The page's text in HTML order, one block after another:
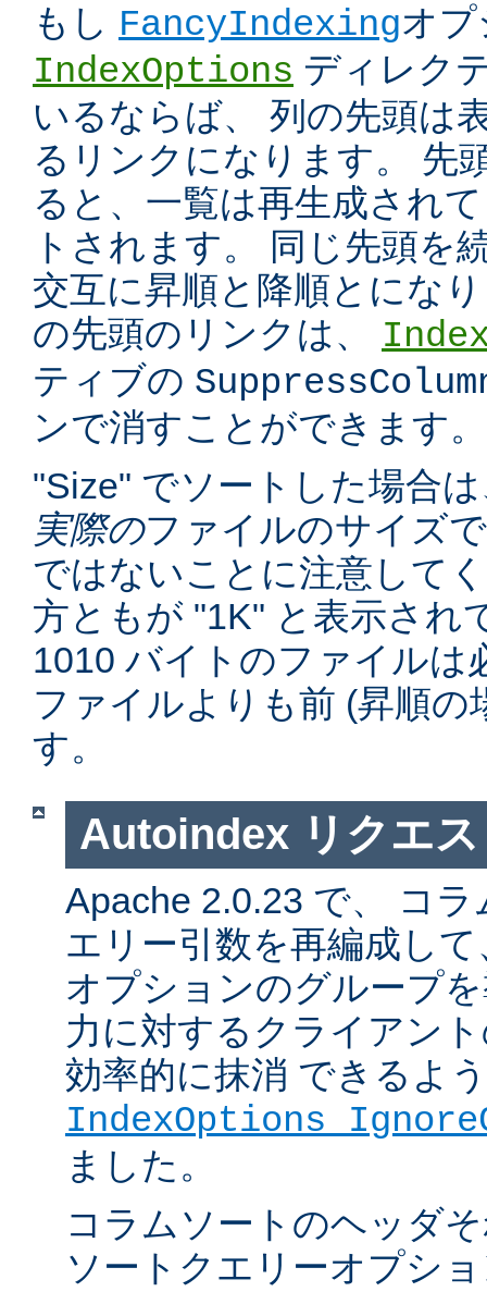
もし FancyIndexingオ
IndexOptions ディレク
いるならば、 列の先頭は
るリンクになります。 先
ると、一覧は再生成され
トされます。 同じ先頭を
交互に昇順と降順とにな
の先頭のリンクは、
ティブの
ンで消すことができます。
"Size" でソートした場合
実際のファイルのサイズ
ではないことに注意して
方ともが "1K" と表示され
1010 バイトのファイルは
ファイルよりも前 (昇順の
す。
Autoindex リクエ
Apache 2.0.23 で、 コ
エリー引数を再編成し
オプションのグループ
力に対するクライアン
効率的に抹消 できるよ
IndexOptions
ました。
コラムソートのヘッダ
ソートクエリーオプシ